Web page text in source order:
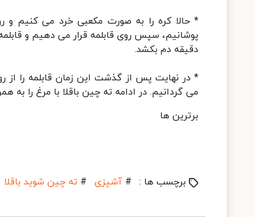
* حالا کره را به صورت مکعبی خرد می کنیم و
دقیقه دم بکشد.
* در نهایت پس از گذشت این زمان قابلمه را از
می گردانیم. در ادامه ته چین باقلا با مرغ را
برترین ها
برچسب ها : # آشپزی # ته چین شوید باقلا